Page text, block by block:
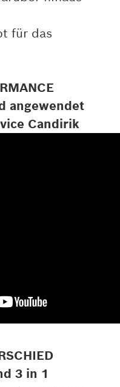
für das
angewendet
Candirik
3 in 1